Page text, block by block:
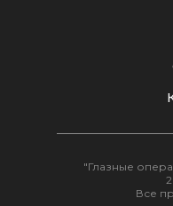
"Глазные
Все